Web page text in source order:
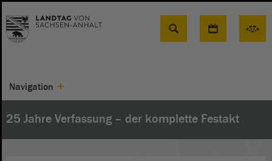
Suche
Navigation
25 Jahre Verfassung – der komplette Festakt